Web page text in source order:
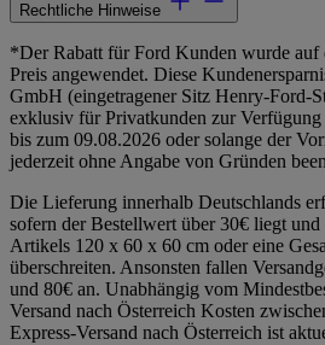
Rechtliche Hinweise
*Der Rabatt für Ford Kunden wurde auf
Preis angewendet. Diese
GmbH (eingetragener Sitz Henry-Ford-
exklusiv für Privatkunden zur
bis zum 09.08.2026 oder solange der
jederzeit ohne Angabe von Gründen
Die Lieferung innerhalb Deutschlands
sofern der Bestellwert über 30€ liegt und
Artikels 120 x 60 x 60 cm oder eine
überschreiten. Ansonsten fallen
und 80€ an. Unabhängig vom
Versand nach Österreich Kosten
Express-Versand nach Österreich ist